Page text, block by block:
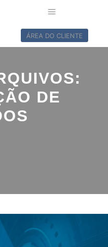
ÁREA DO CLIENTE
DE